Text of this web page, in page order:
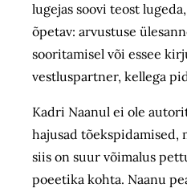
lugejas soovi teost
õpetav: arvustuse
sooritamisel või essee
vestluspartner, kellega
Kadri Naanul ei ole
hajusad tõekspidamised,
siis on suur võimalus
poeetika kohta. Naanu